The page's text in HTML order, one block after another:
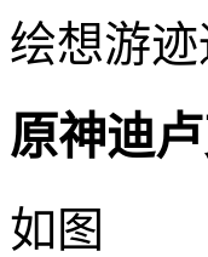
绘想游迹
原神迪
如图